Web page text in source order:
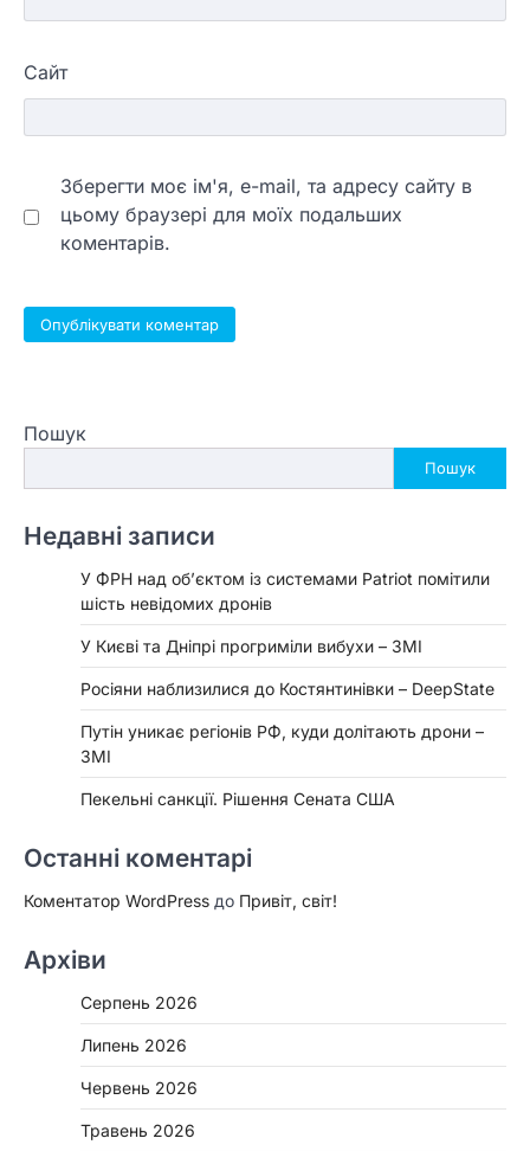
Сайт
Зберегти моє ім'я, e-mail, та адресу сайту в
цьому браузері для моїх подальших
коментарів.
Пошук
Пошук
Недавні записи
У ФРН над об’єктом із системами Patriot помітили
шість невідомих дронів
У Києві та Дніпрі прогриміли вибухи – ЗМІ
Росіяни наблизилися до Костянтинівки – DeepState
Путін уникає регіонів РФ, куди долітають дрони –
ЗМІ
Пекельні санкції. Рішення Сената США
Останні коментарі
Коментатор WordPress до Привіт, світ!
Архіви
Серпень 2026
Липень 2026
Червень 2026
Травень 2026